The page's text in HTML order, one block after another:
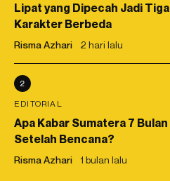
Lipat yang Dipecah Jadi Tiga
Karakter Berbeda
Risma Azhari 2 hari lalu
2
EDITORIAL
Apa Kabar Sumatera 7 Bulan
Setelah Bencana?
Risma Azhari 1 bulan lalu